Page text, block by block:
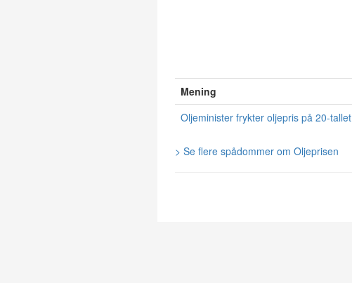
Mening
Oljeminister frykter oljepris på 20-tallet
> Se flere spådommer om Oljeprisen